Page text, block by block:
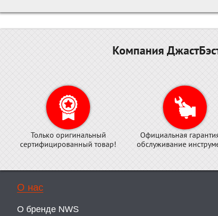
Компания
Только оригинальный
сертифицированный товар!
Официальная
обслуживание
О нас
О бренде NWS